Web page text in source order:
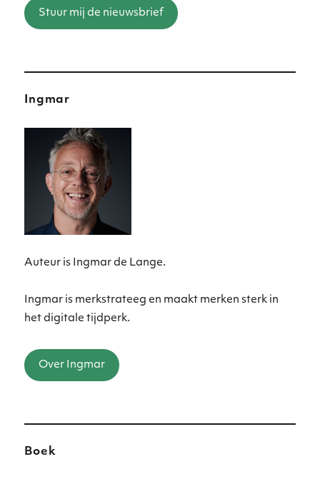
Stuur mij de nieuwsbrief
Ingmar
Auteur is Ingmar de Lange.
Ingmar is merkstrateeg en maakt merken sterk in
het digitale tijdperk.
Over Ingmar
Boek